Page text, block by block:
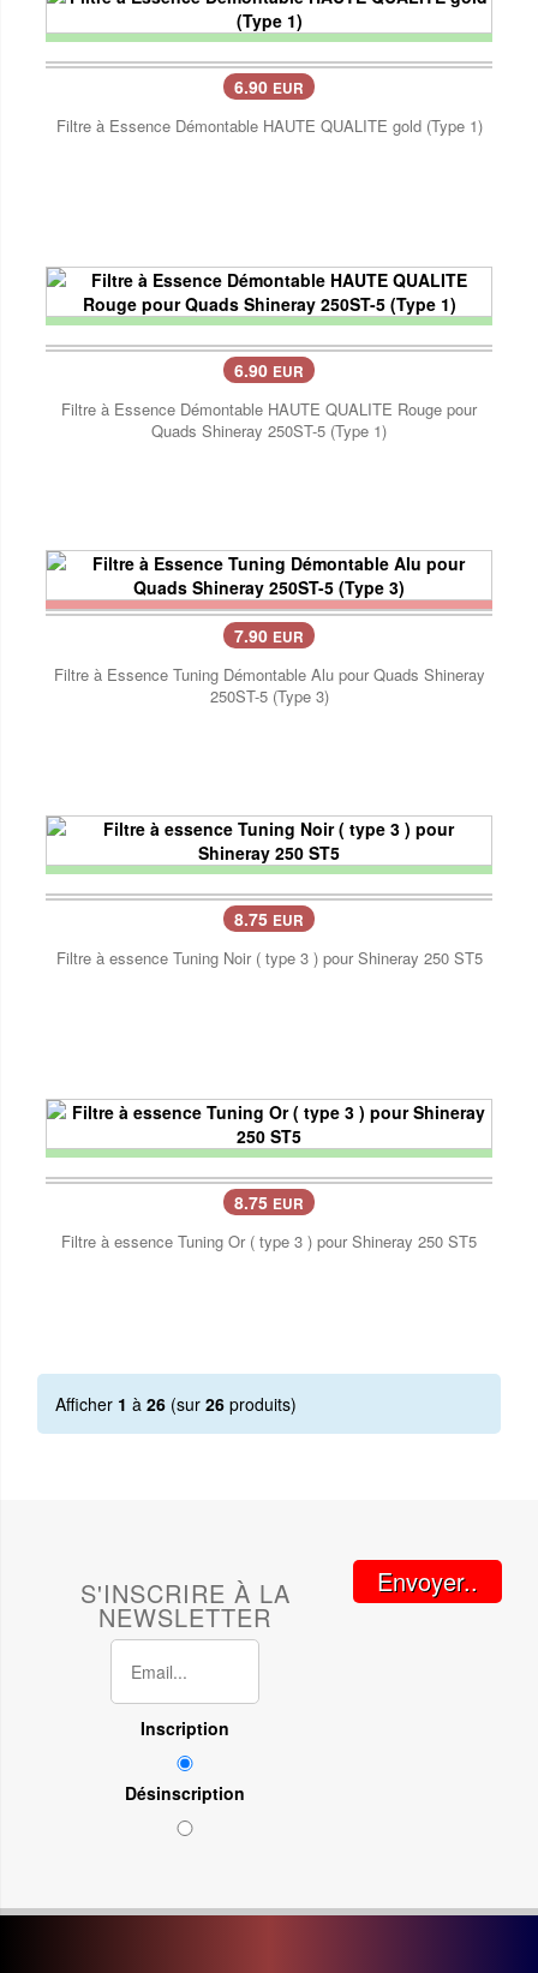
6.90 EUR
Filtre à Essence Démontable HAUTE QUALITE gold (Type 1)
6.90 EUR
Filtre à Essence Démontable HAUTE QUALITE Rouge pour
Quads Shineray 250ST-5 (Type 1)
7.90 EUR
Filtre à Essence Tuning Démontable Alu pour Quads Shineray
250ST-5 (Type 3)
8.75 EUR
Filtre à essence Tuning Noir ( type 3 ) pour Shineray 250 ST5
8.75 EUR
Filtre à essence Tuning Or ( type 3 ) pour Shineray 250 ST5
Afficher 1 à 26 (sur 26 produits)
S'INSCRIRE À LA
NEWSLETTER
Inscription
Désinscription
Envoyer..